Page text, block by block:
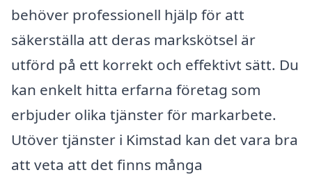
behöver professionell hjälp för att
säkerställa att deras markskötsel är
utförd på ett korrekt och effektivt sätt. Du
kan enkelt hitta erfarna företag som
erbjuder olika tjänster för markarbete.
Utöver tjänster i Kimstad kan det vara bra
att veta att det finns många